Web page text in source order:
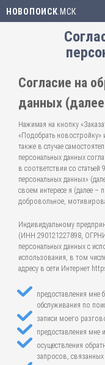
НОВОПОИСК .МСК
Согласие на
данных
Нажимая на кнопку
«Подобрать
также в случае
персональных данных
в соответствии со
персональных данных»
своем интересе я (далее
добровольное,
Индивидуальному
(ИНН 290121227898,
персональных данных с
использования, в том
адресу в сети Интернет
предоставления
обслуживания по
записи моего
предоставления
осуществления
запросов, связанных